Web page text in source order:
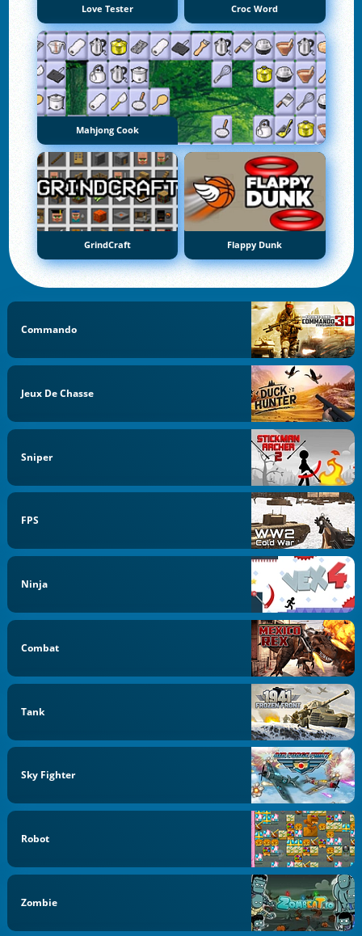
Love Tester Croc Word
Mahjong Cook
GrindCraft Flappy Dunk
Commando
Jeux De Chasse
Sniper
FPS
Ninja
Combat
Tank
Sky Fighter
Robot
Zombie